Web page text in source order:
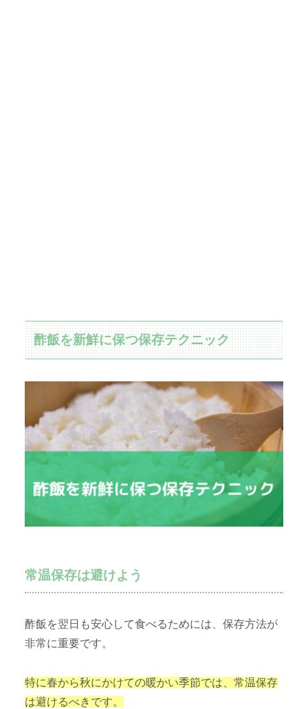
酢飯を新鮮に保つ保存テクニック
常温保存は避けよう
酢飯を翌日も安心して食べるためには、保存方法が
非常に重要です。
特に春から秋にかけての暖かい季節では、常温保存
は避けるべきです。